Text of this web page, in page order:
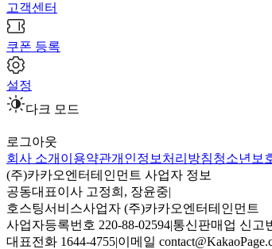
고객센터
쿠폰 등록
설정
다크 모드
로그아웃
회사 소개 이용약관개인정보처리방침청소년보
(주)카카오엔터테인먼트 사업자 정보
공동대표이사 고정희, 장윤중|
호스팅서비스사업자 (주)카카오엔터테인먼트
사업자등록번호 220-88-02594|통신판매업 신고
대표전화 1644-4755|이메일